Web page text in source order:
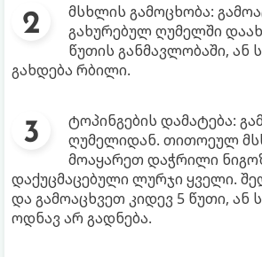
მსხლის გამოცხობა:
გახურებულ ღუმელში
წუთის განმავლობაში, ან
გახდება რბილი.
ტოპინგების დამატება:
ღუმელიდან. თითოეულ
მოაყარეთ დაჭრილი
დაქუცმაცებული ლურჯი ყველი.
და გამოაცხვეთ კიდევ 5 წუთი, ან
ოდნავ არ გადნება.